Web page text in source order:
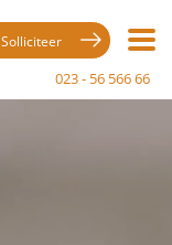
Solliciteer
023 - 56 566 66